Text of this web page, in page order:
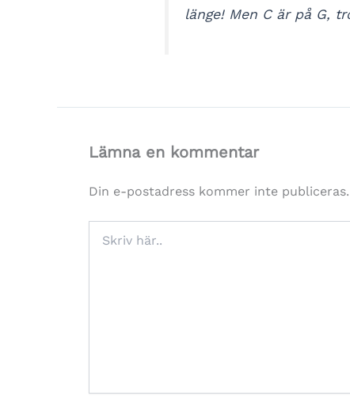
länge! Men C är på G,
Lämna en kommentar
Din e-postadress kommer inte publiceras.
här..